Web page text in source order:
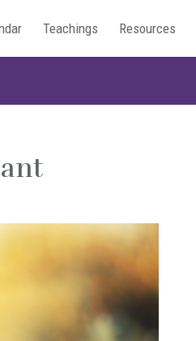
Teachings Resources